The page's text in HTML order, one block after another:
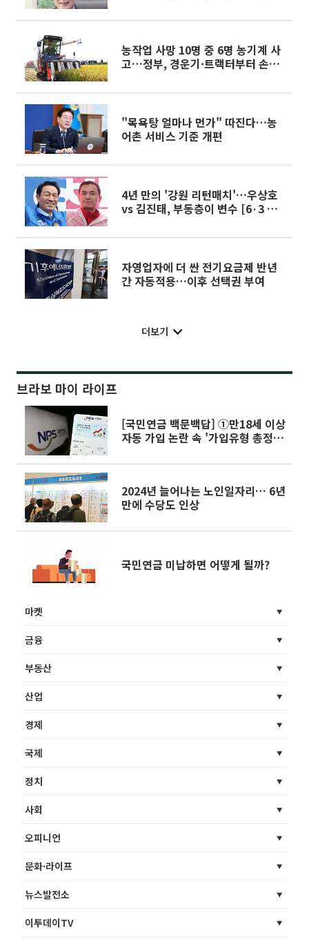
농작업 사망 10명 중 6명 농기계 사
고…정부, 경운기·트랙터부터 손본
"목욕탕 얼마나 먼가" 따진다…농
어촌 서비스 기준 개편
4년 만의 '강원 리턴매치'…우상호
vs 김진태, 부동층이 변수 [6·3 선
자영업자에 더 싼 전기요금제 반년
간 자동적용…이후 선택권 부여
더보기
브라보 마이 라이프
[국민연금 백문백답] ①만18세 이상
자동 가입 논란 속 '가입유형 총정
2024년 늘어나는 노인일자리… 6년
만에 수당도 인상
국민연금 미납하면 어떻게 될까?
마켓
금융
부동산
산업
경제
국제
정치
사회
오피니언
문화·라이프
뉴스발전소
이투데이TV